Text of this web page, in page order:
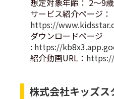
想定対象年齢： 2～9歳
サービス紹介ページ：
https://
ダウンロードページ
: https://
紹介動画URL：
株式会社キッズス